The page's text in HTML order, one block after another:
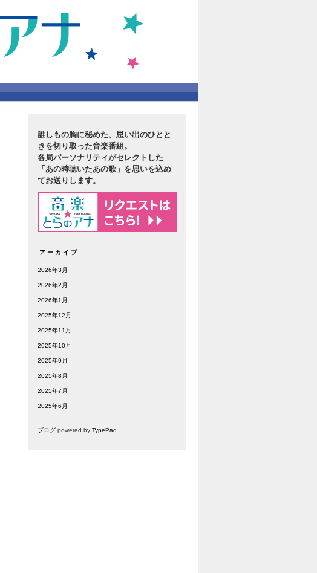
誰しもの胸に秘めた、思い出のひとと
きを切り取った音楽番組。
各局パーソナリティがセレクトした
「あの時聴いたあの歌」を思いを込め
てお送りします。
アーカイブ
2026年3月
2026年2月
2026年1月
2025年12月
2025年11月
2025年10月
2025年9月
2025年8月
2025年7月
2025年6月
ブログ powered by TypePad